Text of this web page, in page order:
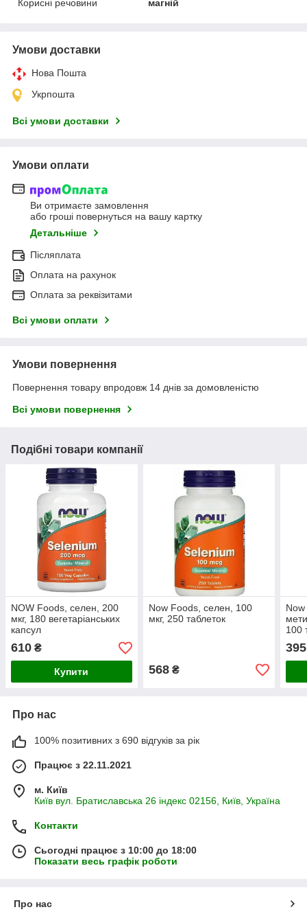
Корисні речовини
магній
Умови доставки
Нова Пошта
Укрпошта
Всі умови доставки
Умови оплати
Ви отримаєте замовлення
або гроші повернуться на вашу картку
Детальніше
Післяплата
Оплата на рахунок
Оплата за реквізитами
Всі умови оплати
Умови повернення
Повернення товару впродовж 14 днів за домовленістю
Всі умови повернення
Подібні товари компанії
NOW Foods, селен, 200
мкг, 180 вегетаріанських
капсул
610 ₴
Купити
Now Foods, селен, 100
мкг, 250 таблеток
568₴
100
395
Про нас
100% позитивних з 690 відгуків за рік
Працює з 22.11.2021
м. Київ
Київ вул. Братиславська 26 індекс 02156, Київ, Україна
Контакти
Сьогодні працює з 10:00 до 18:00
Показати весь графік роботи
Про нас